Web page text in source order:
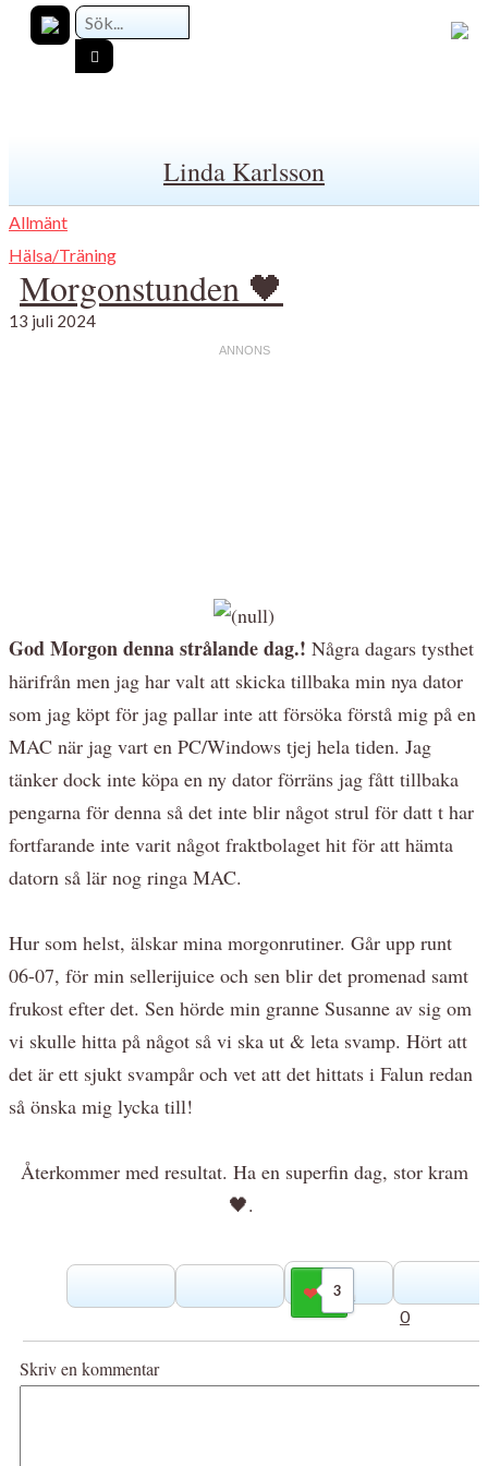
Linda Karlsson
Allmänt
Hälsa/Träning
Morgonstunden 🖤
13 juli 2024
God Morgon denna strålande dag.! Några dagars tysthet
härifrån men jag har valt att skicka tillbaka min nya dator
som jag köpt för jag pallar inte att försöka förstå mig på en
MAC när jag vart en PC/Windows tjej hela tiden. Jag
tänker dock inte köpa en ny dator förräns jag fått tillbaka
pengarna för denna så det inte blir något strul för datt t har
fortfarande inte varit något fraktbolaget hit för att hämta
datorn så lär nog ringa MAC.
Hur som helst, älskar mina morgonrutiner. Går upp runt
06-07, för min sellerijuice och sen blir det promenad samt
frukost efter det. Sen hörde min granne Susanne av sig om
vi skulle hitta på något så vi ska ut & leta svamp. Hört att
det är ett sjukt svampår och vet att det hittats i Falun redan
så önska mig lycka till!
Återkommer med resultat. Ha en superfin dag, stor kram
🖤.
3
Gilla
0
Skriv en kommentar